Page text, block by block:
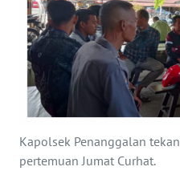
Kapolsek Penanggalan
pertemuan Jumat Curhat.
BERITA
KONTAK
KAMI
INFO
TENTANG